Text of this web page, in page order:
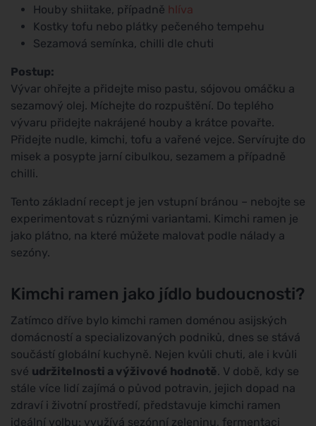
Houby shiitake, případně hlíva
Kostky tofu nebo plátky pečeného tempehu
Sezamová semínka, chilli dle chuti
Postup:
Vývar ohřejte a přidejte miso pastu, sójovou omáčku a
sezamový olej. Míchejte do rozpuštění. Do teplého
vývaru přidejte nakrájené houby a krátce povařte.
Přidejte nudle, kimchi, tofu a vařené vejce. Servírujte do
misek a posypte jarní cibulkou, sezamem a případně
chilli.
Tento základní recept je jen vstupní bránou – nebojte se
experimentovat s různými variantami. Kimchi ramen je
jako plátno, na které můžete malovat podle nálady a
sezóny.
Kimchi ramen jako jídlo budoucnosti?
Zatímco dříve bylo kimchi ramen doménou asijských
domácností a specializovaných podniků, dnes se stává
součástí globální kuchyně. Nejen kvůli chuti, ale i kvůli
své udržitelnosti a výživové hodnotě. V době, kdy se
stále více lidí zajímá o původ potravin, jejich dopad na
zdraví i životní prostředí, představuje kimchi ramen
ideální volbu: využívá sezónní zeleninu, fermentaci